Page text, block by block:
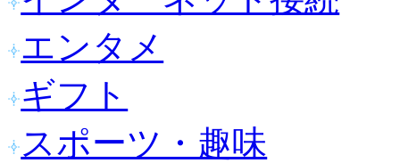
エンタメ
ギフト
スポーツ・趣味